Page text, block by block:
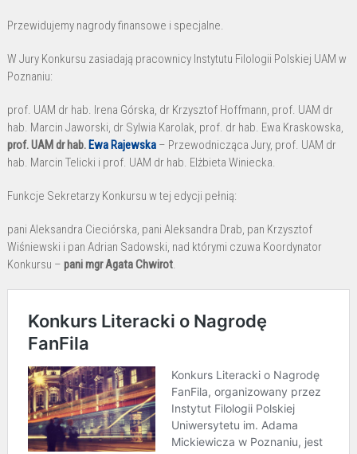
Przewidujemy nagrody finansowe i specjalne.
W Jury Konkursu zasiadają pracownicy Instytutu Filologii Polskiej UAM w
Poznaniu:
prof. UAM dr hab. Irena Górska, dr Krzysztof Hoffmann, prof. UAM dr
hab. Marcin Jaworski, dr Sylwia Karolak, prof. dr hab. Ewa Kraskowska,
prof. UAM dr hab. Ewa Rajewska– Przewodnicząca Jury, prof. UAM dr
hab. Marcin Telicki i prof. UAM dr hab. Elżbieta Winiecka.
Funkcje Sekretarzy Konkursu w tej edycji pełnią:
pani Aleksandra Cieciórska, pani Aleksandra Drab, pan Krzysztof
Wiśniewski i pan Adrian Sadowski, nad którymi czuwa Koordynator
Konkursu – pani mgr Agata Chwirot.